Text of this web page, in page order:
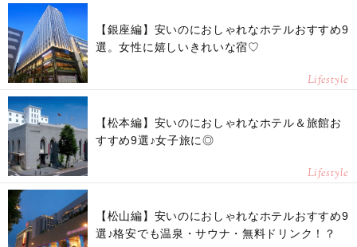
【銀座編】安いのにおしゃれなホテルおすすめ9
選。女性に嬉しいきれいな宿♡
Lifestyle
【松本編】安いのにおしゃれなホテル＆旅館お
すすめ9選♪女子旅に◎
Lifestyle
【松山編】安いのにおしゃれなホテルおすすめ9
選♪格安でも温泉・サウナ・無料ドリンク！？